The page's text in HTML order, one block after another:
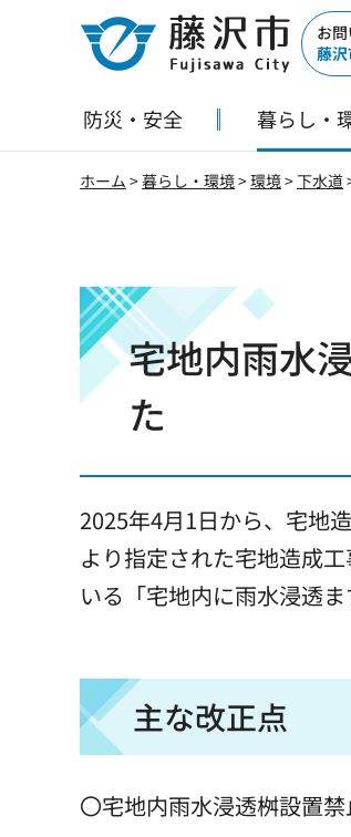
藤沢市
お
藤
防災・安全 暮らし・
ホーム >暮らし・環境>環境>下水道
宅地内雨水
た
2025年4月1日から、宅地
より指定された宅地造成
いる「宅地内に雨水浸透
主な改正点
〇宅地内雨水浸透桝設置